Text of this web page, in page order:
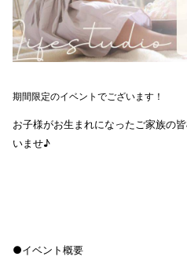
期間限定のイベントでございます！
お子様がお生まれになったご家族の
いませ♪
●イベント概要